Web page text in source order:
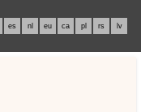
es nl eu ca pl rs lv